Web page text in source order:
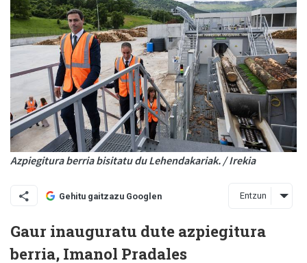
Azpiegitura berria bisitatu du Lehendakariak. / Irekia
Gehitu gaitzazu Googlen Entzun
Gaur inauguratu dute azpiegitura
berria, Imanol Pradales